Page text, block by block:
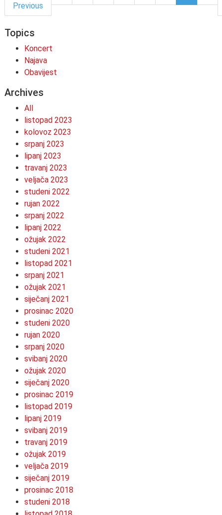
Previous
Topics
Koncert
Najava
Obavijest
Archives
All
listopad 2023
kolovoz 2023
srpanj 2023
lipanj 2023
travanj 2023
veljača 2023
studeni 2022
rujan 2022
srpanj 2022
lipanj 2022
ožujak 2022
studeni 2021
listopad 2021
srpanj 2021
ožujak 2021
siječanj 2021
prosinac 2020
studeni 2020
rujan 2020
srpanj 2020
svibanj 2020
ožujak 2020
siječanj 2020
prosinac 2019
listopad 2019
lipanj 2019
svibanj 2019
travanj 2019
ožujak 2019
veljača 2019
siječanj 2019
prosinac 2018
studeni 2018